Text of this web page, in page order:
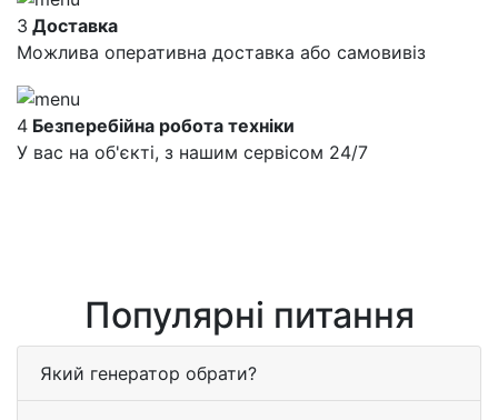
3 Доставка
Можлива оперативна доставка або самовивіз
4 Безперебійна робота техніки
У вас на об'єкті, з нашим сервісом 24/7
Популярні питання
Який генератор обрати?